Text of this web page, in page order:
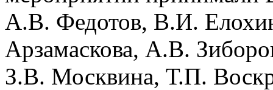
А.В. Федотов, В.И.
Арзамаскова, А.В.
З.В. Москвина, Т.П.